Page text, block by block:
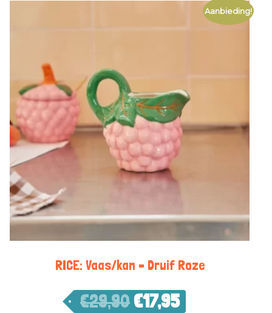
Aanbieding!
RICE: Vaas/kan – Druif Roze
€29,90 €17,95